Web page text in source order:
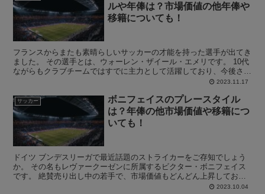
ルや年俸は？市場価値の他年俸や
移籍についても！
フランスからまたも素晴らしいサッカーの才能を持った選手が出てき
ました。 その選手とは、ウォーレン・ザイール・エメリです。 10代
ながらもクラブチームではすでに主力として活躍しており、今後さら
2023.11.17
サッカー
ボニフェイスのプレースタイル
は？年俸の他市場価値や移籍につ
いても！
ドイツ ブンデスリーガで最近話題のストライカーをご存知でしょう
か。 その名もレヴァークーゼンに所属するビクター・ボニフェイス
です。 絶賛売り出し中の若手で、市場価値もどんどん上昇してお
り、現在では多くのクラブから注目される存在となっています...
2023.10.04